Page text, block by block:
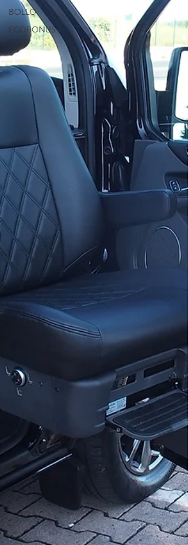
BOLLO
ECOBONUS